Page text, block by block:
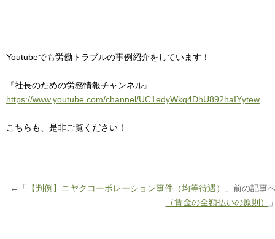
Youtubeでも労働トラブルの事例紹介をしています！
『社長のための労務情報チャンネル』
https://www.youtube.com/channel/UC1edyWkq4DhU892haIYytew
こちらも、是非ご覧ください！
←「 【判例】ニヤクコーポレーション事件（均等待遇）
」前の記
（賃金の全額払いの原則）